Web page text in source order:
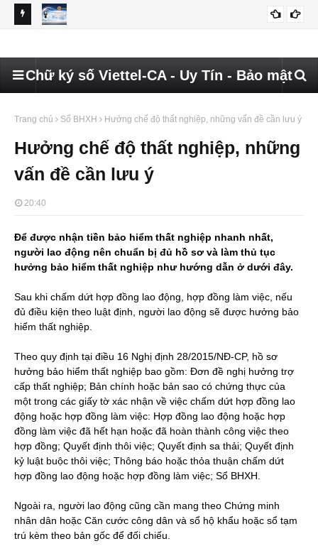
Chữ ký số Viettel-CA - Uy Tín - Bảo mật
Trang chủ Sổ BHXH Hưởng chế độ thất nghiệp, những vấn đề cần lưu ý
Hưởng chế độ thất nghiệp, những
vấn đề cần lưu ý
20:40
Để được nhận tiền bảo hiểm thất nghiệp nhanh nhất,
người lao động nên chuẩn bị đủ hồ sơ và làm thủ tục
hưởng bảo hiểm thất nghiệp như hướng dẫn ở dưới đây.
Sau khi chấm dứt hợp đồng lao động, hợp đồng làm việc, nếu
đủ điều kiện theo luật định, người lao động sẽ được hưởng bảo
hiểm thất nghiệp.
Theo quy định tại điều 16 Nghị định 28/2015/NĐ-CP, hồ sơ
hưởng bảo hiểm thất nghiệp bao gồm: Đơn đề nghị hưởng trợ
cấp thất nghiệp; Bản chính hoặc bản sao có chứng thực của
một trong các giấy tờ xác nhận về việc chấm dứt hợp đồng lao
động hoặc hợp đồng làm việc: Hợp đồng lao động hoặc hợp
đồng làm việc đã hết hạn hoặc đã hoàn thành công việc theo
hợp đồng; Quyết định thôi việc; Quyết định sa thải; Quyết định
kỷ luật buộc thôi việc; Thông báo hoặc thỏa thuận chấm dứt
hợp đồng lao động hoặc hợp đồng làm việc; Sổ BHXH.
Ngoài ra, người lao động cũng cần mang theo Chứng minh
nhân dân hoặc Căn cước công dân và sổ hộ khẩu hoặc sổ tạm
trú kèm theo bản gốc để đối chiếu.